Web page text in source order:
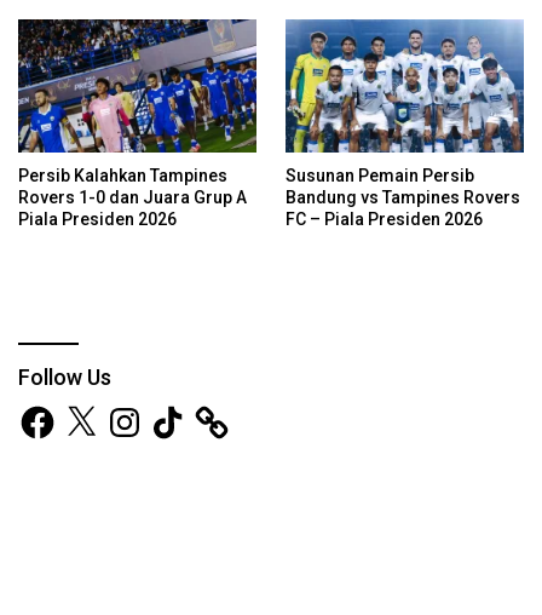
Persib Kalahkan Tampines
Rovers 1-0 dan Juara Grup A
Piala Presiden 2026
Susunan Pemain Persib
Bandung vs Tampines Rovers
FC – Piala Presiden 2026
Follow Us
Facebook
X Instagram
TikTok